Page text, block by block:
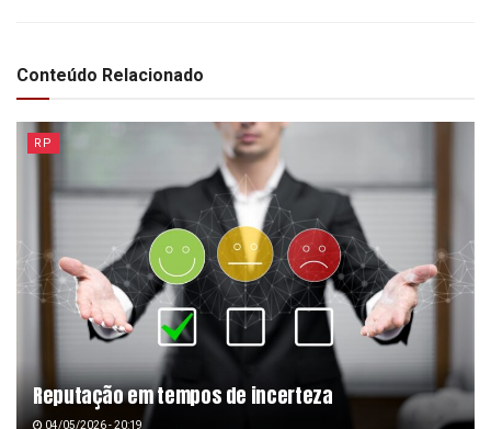
Conteúdo Relacionado
RP
Reputação em tempos de incerteza
04/05/2026 - 20:19